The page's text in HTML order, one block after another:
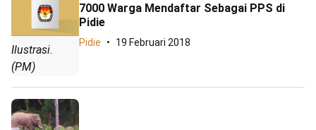
Ilustrasi.
(PM)
7000 Warga Mendaftar Sebagai PPS di
Pidie
Pidie 19 Februari 2018